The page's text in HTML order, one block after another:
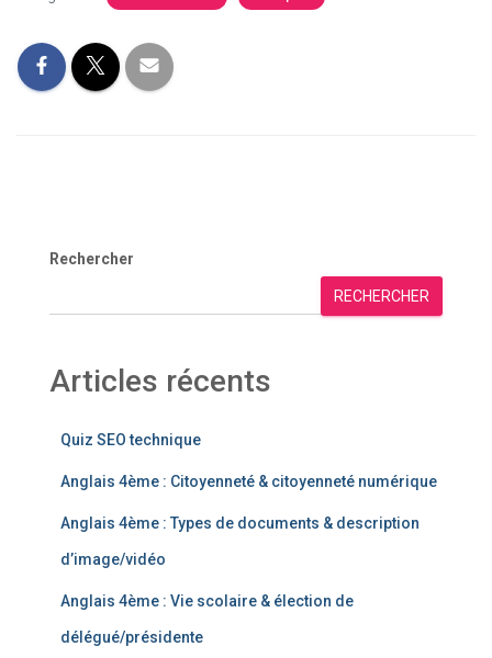
Rechercher
RECHERCHER
Articles récents
Quiz SEO technique
Anglais 4ème : Citoyenneté & citoyenneté numérique
Anglais 4ème : Types de documents & description
d’image/vidéo
Anglais 4ème : Vie scolaire & élection de
délégué/présidente